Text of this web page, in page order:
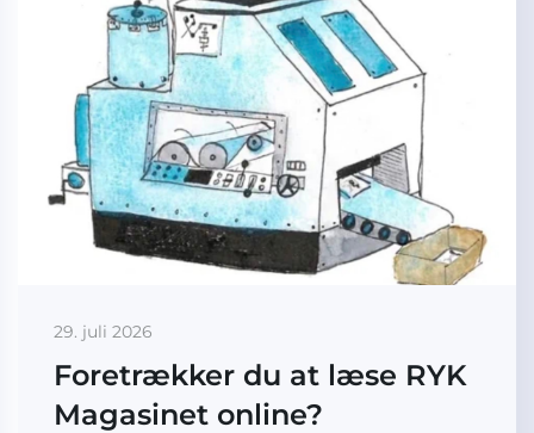
29. juli 2026
Foretrækker du at læse RYK
Magasinet online?